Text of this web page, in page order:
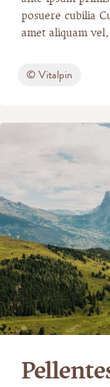
posuere cubilia
amet aliquam
© Vitalpin